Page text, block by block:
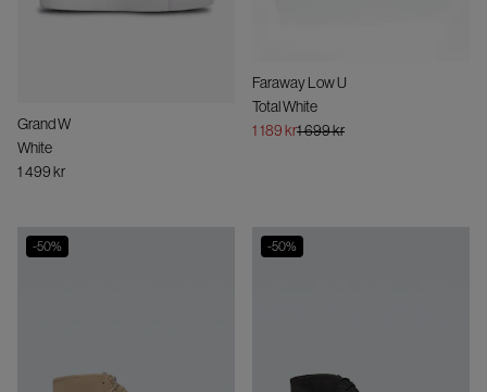
Grand W
White
1 499 kr
Faraway Low U
Total White
1 189 kr1 699 kr
-50% -50%